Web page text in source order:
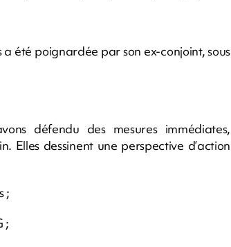
été poignardée par son ex-conjoint, sous
défendu des mesures immédiates,
Elles dessinent une perspective d’action
;
;